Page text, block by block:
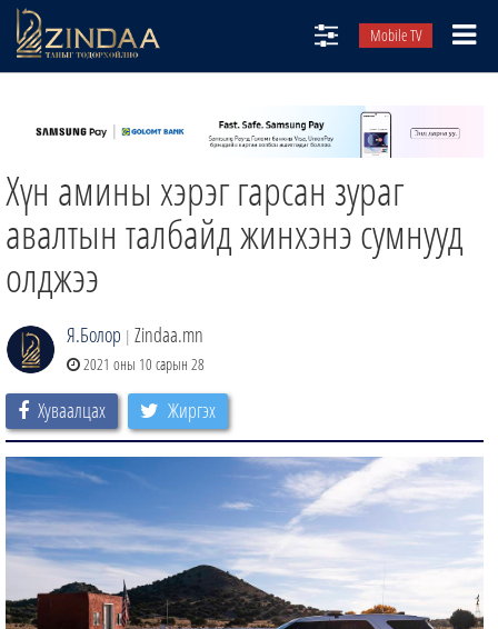
Mobile TV
ТВ8
ӨГЛӨӨНИЙ СОНИН
АУДИО ЗОХИОЛ
Хүн амины хэрэг гарсан зураг
авалтын талбайд жинхэнэ сумнууд
олджээ
Я.Болор | Zindaa.mn
2021 оны 10 сарын 28
Хуваалцах Жиргэх